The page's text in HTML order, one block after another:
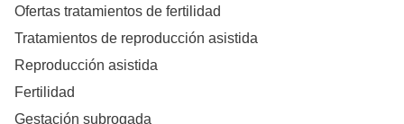
Ofertas tratamientos de fertilidad
Tratamientos de reproducción asistida
Reproducción asistida
Fertilidad
Gestación subrogada